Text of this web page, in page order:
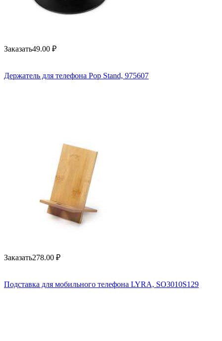
Заказать49.00 ₽
Держатель для телефона Pop Stand, 975607
Заказать278.00 ₽
Подставка для мобильного телефона LYRA, SO3010S129